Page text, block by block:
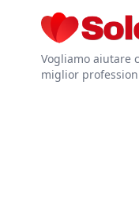
Vogliamo aiutare
miglior